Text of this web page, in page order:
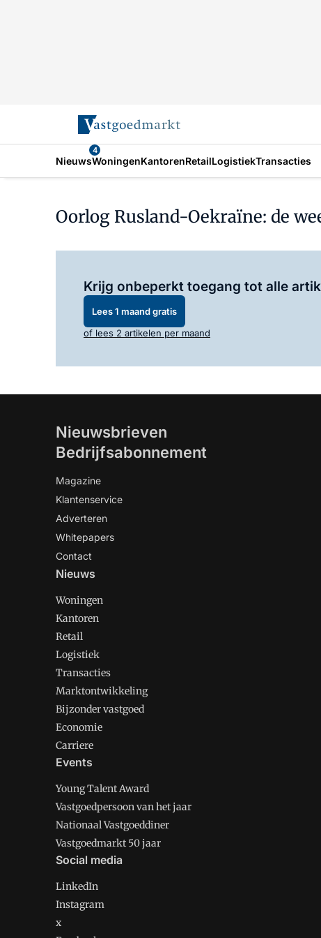
Nieuws
4
WoningenKantorenRetailLogistiekTransacties
Oorlog Rusland-Oekraïne: de
Krijg onbeperkt toegang tot alle
Lees 1 maand gratis
of lees 2 artikelen per maand
Nieuwsbrieven
Bedrijfsabonnement
Magazine
Klantenservice
Adverteren
Whitepapers
Contact
Nieuws
Woningen
Kantoren
Retail
Logistiek
Transacties
Marktontwikkeling
Bijzonder vastgoed
Economie
Carriere
Events
Young Talent Award
Vastgoedpersoon van het jaar
Nationaal Vastgoeddiner
Vastgoedmarkt 50 jaar
Social media
LinkedIn
Instagram
x